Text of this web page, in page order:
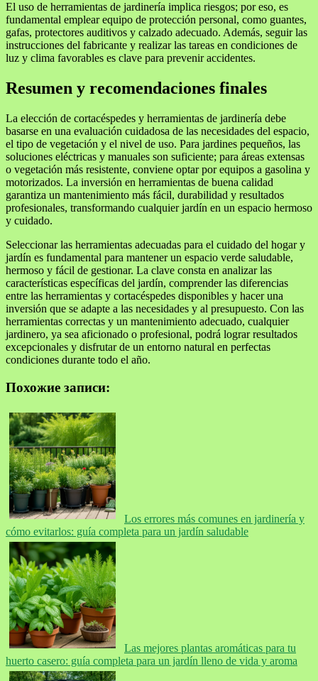
El uso de herramientas de jardinería implica riesgos; por eso, es
fundamental emplear equipo de protección personal, como guantes,
gafas, protectores auditivos y calzado adecuado. Además, seguir las
instrucciones del fabricante y realizar las tareas en condiciones de
luz y clima favorables es clave para prevenir accidentes.
Resumen y recomendaciones finales
La elección de cortacéspedes y herramientas de jardinería debe
basarse en una evaluación cuidadosa de las necesidades del espacio,
el tipo de vegetación y el nivel de uso. Para jardines pequeños, las
soluciones eléctricas y manuales son suficiente; para áreas extensas
o vegetación más resistente, conviene optar por equipos a gasolina y
motorizados. La inversión en herramientas de buena calidad
garantiza un mantenimiento más fácil, durabilidad y resultados
profesionales, transformando cualquier jardín en un espacio hermoso
y cuidado.
Seleccionar las herramientas adecuadas para el cuidado del hogar y
jardín es fundamental para mantener un espacio verde saludable,
hermoso y fácil de gestionar. La clave consta en analizar las
características específicas del jardín, comprender las diferencias
entre las herramientas y cortacéspedes disponibles y hacer una
inversión que se adapte a las necesidades y al presupuesto. Con las
herramientas correctas y un mantenimiento adecuado, cualquier
jardinero, ya sea aficionado o profesional, podrá lograr resultados
excepcionales y disfrutar de un entorno natural en perfectas
condiciones durante todo el año.
Похожие записи:
Los errores más comunes en jardinería y
cómo evitarlos: guía completa para un jardín saludable
Las mejores plantas aromáticas para tu
huerto casero: guía completa para un jardín lleno de vida y aroma